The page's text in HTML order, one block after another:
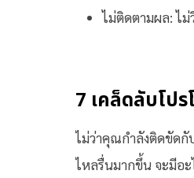
ไม่ติดตามผล: ไม่
7 เคล็ดลับโป
ไม่ว่าคุณกำลังติดขัดกั
ไหลรื่นมากขึ้น จะมีอะ